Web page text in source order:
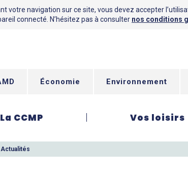
Économie Environnement
La CCMP Vos loisirs
Actualités
votre navigation sur ce site, vous devez accepter
connecté. N’hésitez pas à consulter nos conditions